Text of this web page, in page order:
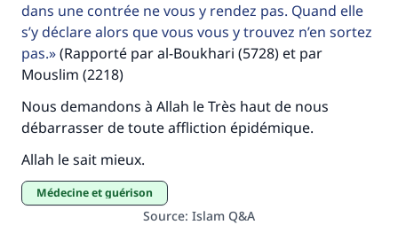
dans une contrée ne vous y rendez pas. Quand elle
s’y déclare alors que vous vous y trouvez n’en sortez
pas. (Rapporté par al-Boukhari (5728) et par
Mouslim (2218)
Nous demandons à Allah le Très haut de nous
débarrasser de toute affliction épidémique.
Allah le sait mieux.
Médecine et guérison
Source: Islam Q&A